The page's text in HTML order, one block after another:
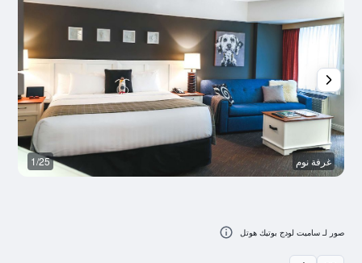
غرفة نوم 1/25
صور لـ ساميت لودج بوتيك هوتل